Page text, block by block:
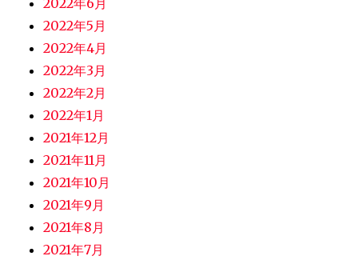
2022年5月
2022年4月
2022年3月
2022年2月
2022年1月
2021年12月
2021年11月
2021年10月
2021年9月
2021年8月
2021年7月